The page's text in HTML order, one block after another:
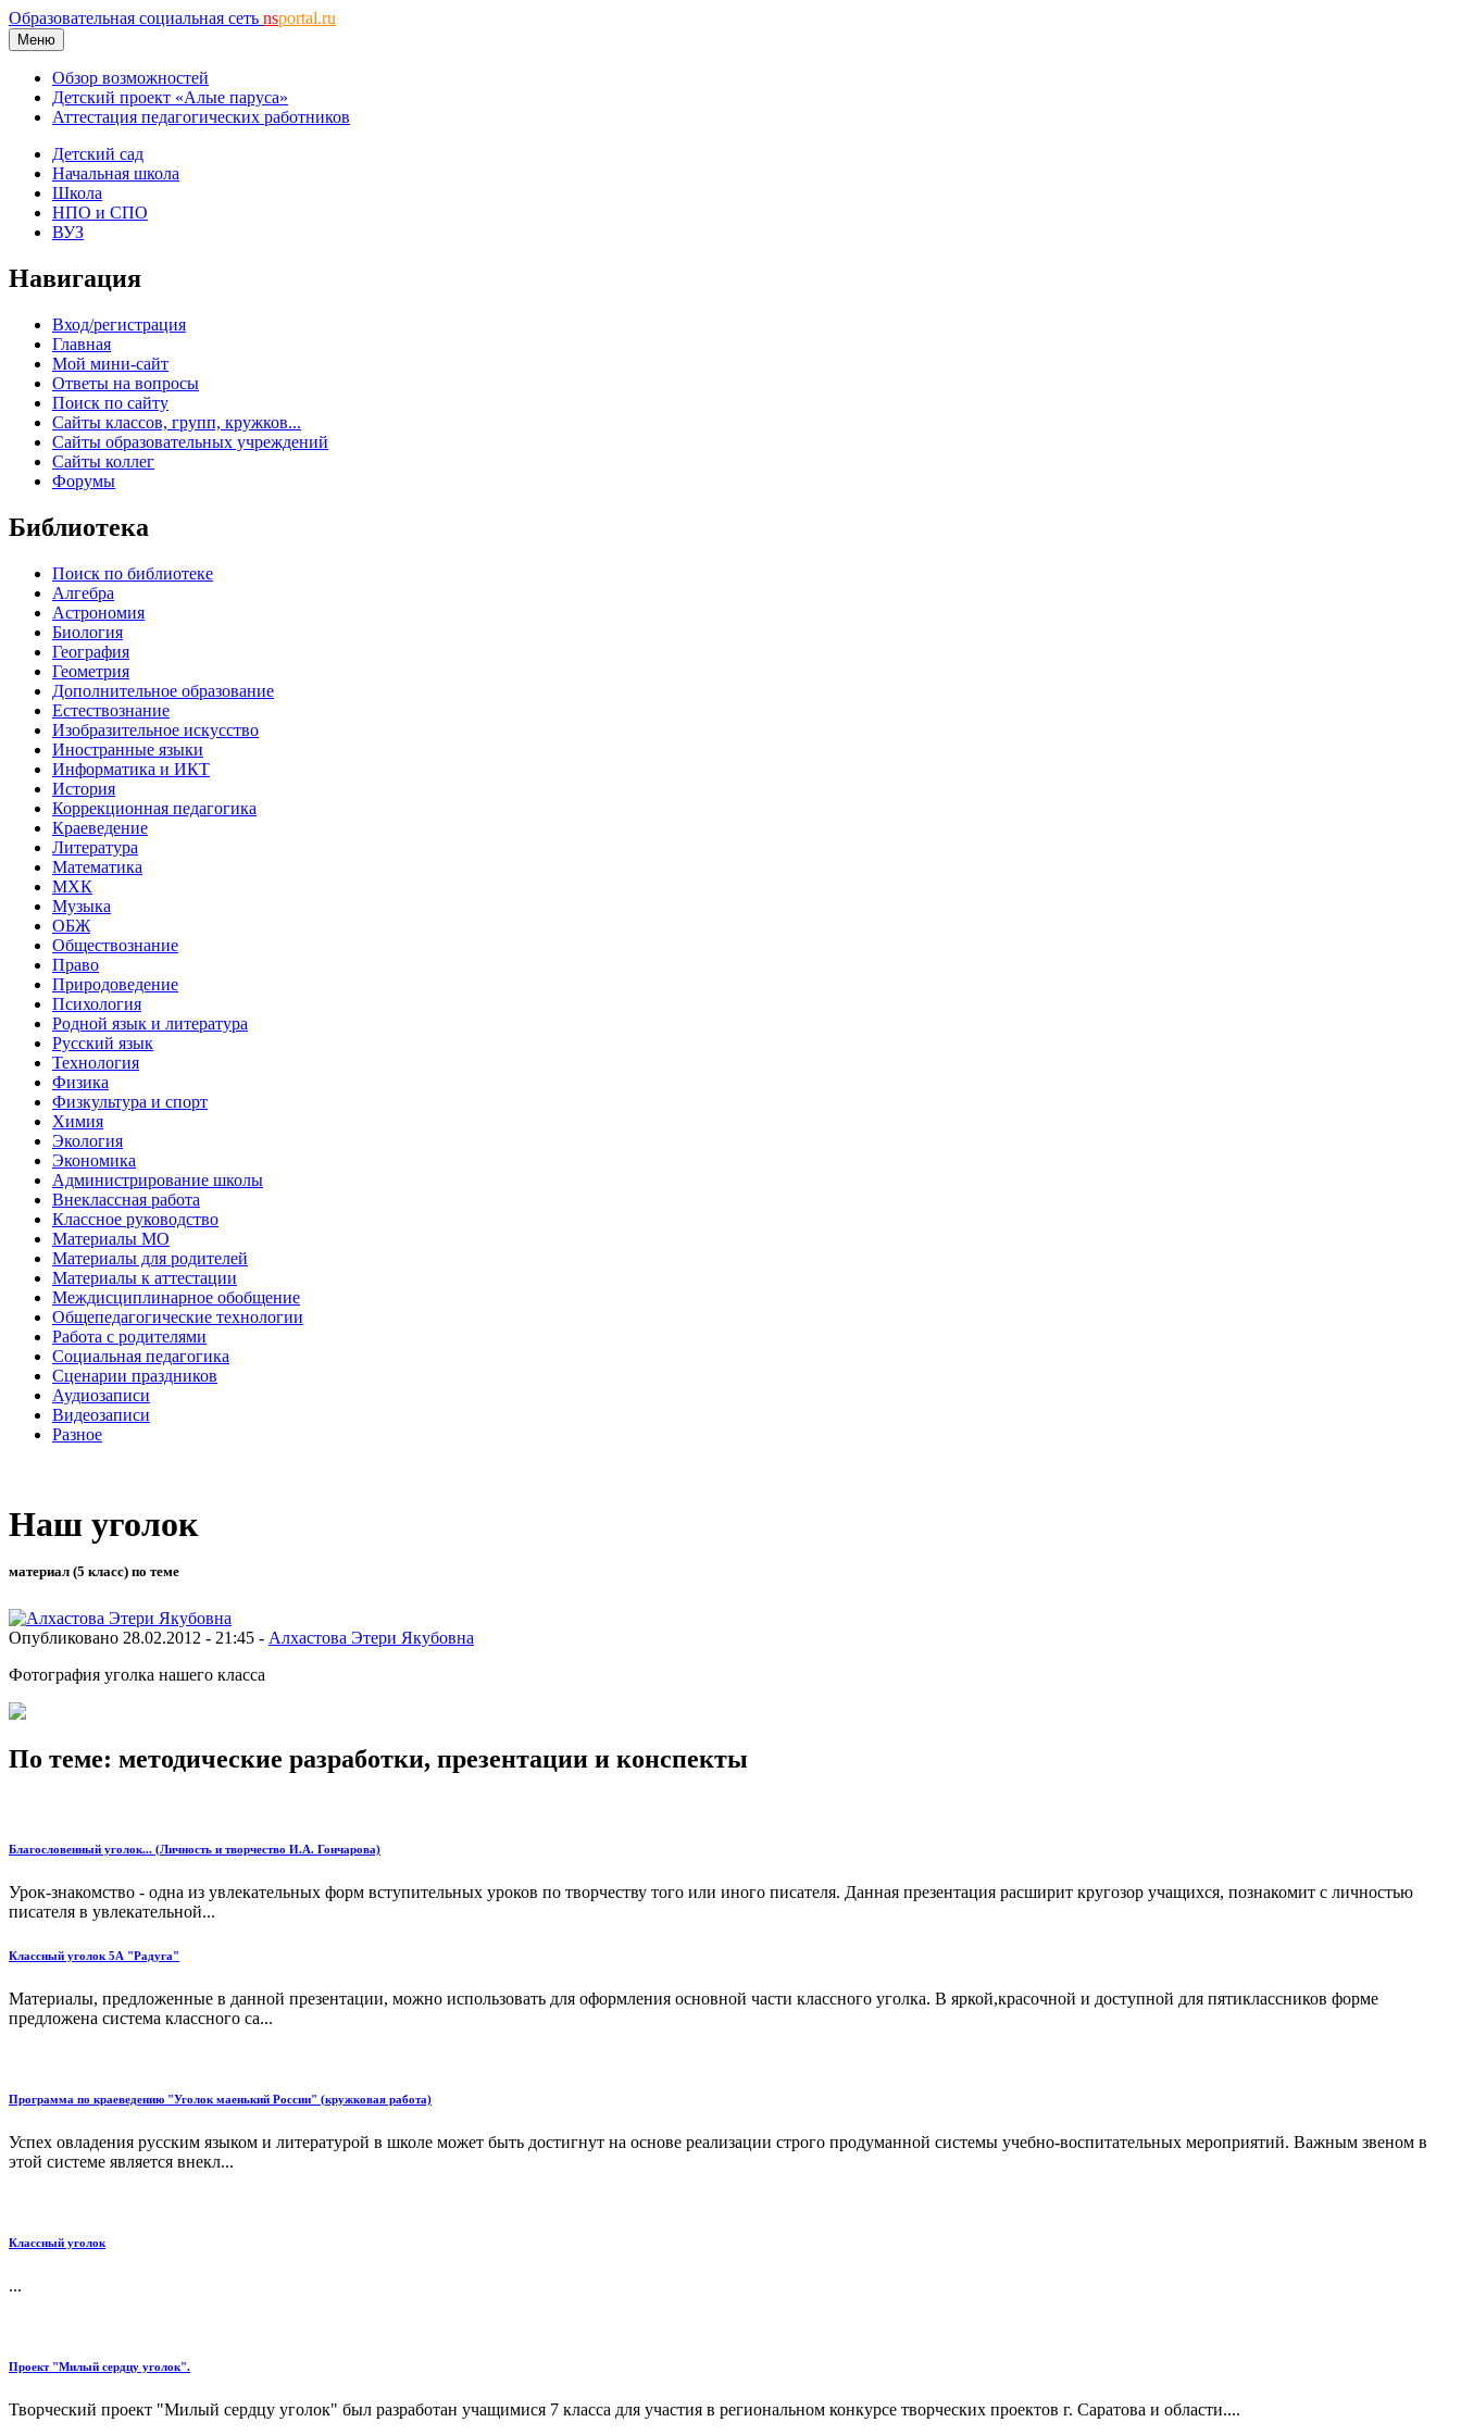
Образовательная социальная сеть nsportal.ru
Меню
Обзор возможностей
Детский проект «Алые паруса»
Аттестация педагогических работников
Детский сад
Начальная школа
Школа
НПО и СПО
ВУЗ
Навигация
Вход/регистрация
Главная
Мой мини-сайт
Ответы на вопросы
Поиск по сайту
Сайты классов, групп, кружков...
Сайты образовательных учреждений
Сайты коллег
Форумы
Библиотека
Поиск по библиотеке
Алгебра
Астрономия
Биология
География
Геометрия
Дополнительное образование
Естествознание
Изобразительное искусство
Иностранные языки
Информатика и ИКТ
История
Коррекционная педагогика
Краеведение
Литература
Математика
МХК
Музыка
ОБЖ
Обществознание
Право
Природоведение
Психология
Родной язык и литература
Русский язык
Технология
Физика
Физкультура и спорт
Химия
Экология
Экономика
Администрирование школы
Внеклассная работа
Классное руководство
Материалы МО
Материалы для родителей
Материалы к аттестации
Междисциплинарное обобщение
Общепедагогические технологии
Работа с родителями
Социальная педагогика
Сценарии праздников
Аудиозаписи
Видеозаписи
Разное
Наш уголок
материал (5 класс) по теме
Опубликовано 28.02.2012 - 21:45 - Алхастова Этери Якубовна
Фотография уголка нашего класса
По теме: методические разработки, презентации и конспекты
Благословенный уголок... (Личность и творчество И.А. Гончарова)
Урок-знакомство - одна из увлекательных форм вступительных уроков по творчеству того или иного писателя. Данная презентация расширит кругозор учащихся, познакомит с личностью
писателя в увлекательной...
Классный уголок 5А "Радуга"
Материалы, предложенные в данной презентации, можно использовать для оформления основной части классного уголка. В яркой,красочной и доступной для пятиклассников форме
предложена система классного са...
Программа по краеведению "Уголок маенький России" (кружковая работа)
Успех овладения русским языком и литературой в школе может быть достигнут на основе реализации строго продуманной системы учебно-воспитательных мероприятий. Важным звеном в
этой системе является внекл...
Классный уголок
...
Проект "Милый сердцу уголок".
Творческий проект "Милый сердцу уголок" был разработан учащимися 7 класса для участия в региональном конкурсе творческих проектов г. Саратова и области....